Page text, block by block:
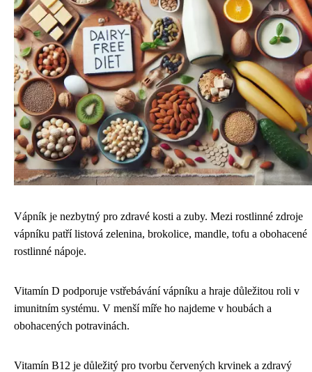
Vápník je nezbytný pro zdravé kosti a zuby. Mezi rostlinné zdroje
vápníku patří listová zelenina, brokolice, mandle, tofu a obohacené
rostlinné nápoje.
Vitamín D podporuje vstřebávání vápníku a hraje důležitou roli v
imunitním systému. V menší míře ho najdeme v houbách a
obohacených potravinách.
Vitamín B12 je důležitý pro tvorbu červených krvinek a zdravý